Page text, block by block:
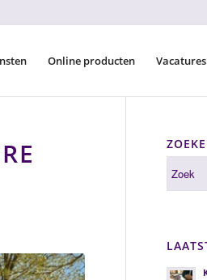
Online producten Vacatures